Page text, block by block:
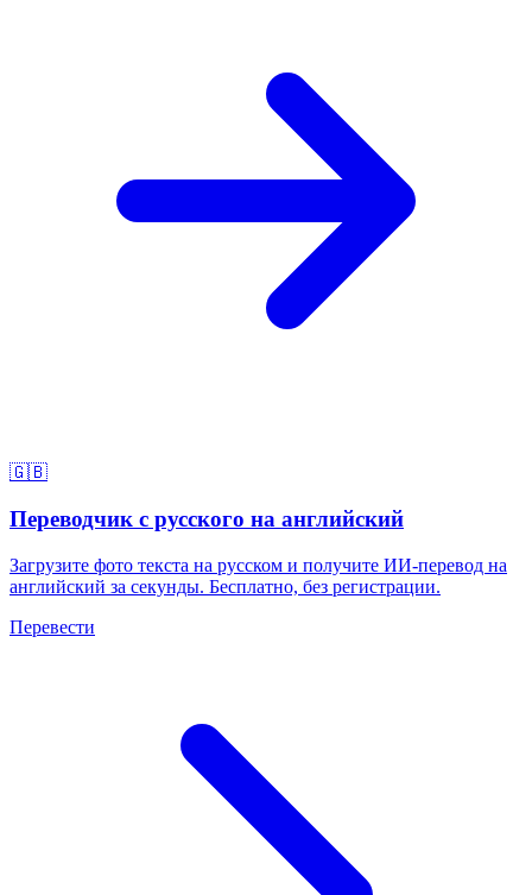
🇬🇧
Переводчик с русского на английский
Загрузите фото текста на русском и получите ИИ-перевод на
английский за секунды. Бесплатно, без регистрации.
Перевести